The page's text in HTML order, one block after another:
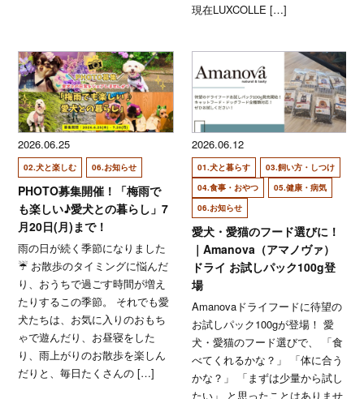
現在LUXCOLLE […]
2026.06.25
02.犬と楽しむ 06.お知らせ
PHOTO募集開催！「梅雨で
も楽しい♪愛犬との暮らし」7
月20日(月)まで！
雨の日が続く季節になりました
☔ お散歩のタイミングに悩んだ
り、おうちで過ごす時間が増え
たりするこの季節。 それでも愛
犬たちは、お気に入りのおもち
ゃで遊んだり、お昼寝をした
り、雨上がりのお散歩を楽しん
だりと、毎日たくさんの […]
2026.06.12
01.犬と暮らす
03.飼い方・しつけ
04.食事・おやつ
05.健康・病気
06.お知らせ
愛犬・愛猫のフード選びに！
｜Amanova（アマノヴァ）
ドライ お試しパック100g登
場
Amanovaドライフードに待望の
お試しパック100gが登場！ 愛
犬・愛猫のフード選びで、 「食
べてくれるかな？」 「体に合う
かな？」 「まずは少量から試し
たい」 と思ったことはありませ